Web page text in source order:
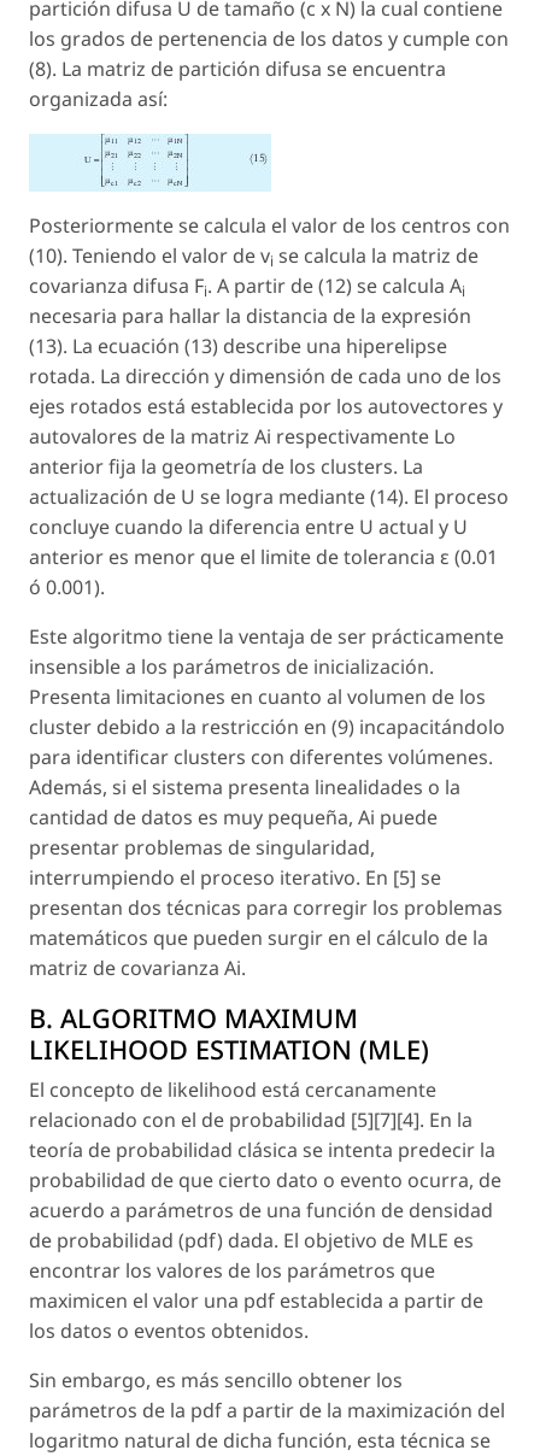
partición difusa U de tamaño (c x N) la cual contiene
los grados de pertenencia de los datos y cumple con
(8). La matriz de partición difusa se encuentra
organizada así:
Posteriormente se calcula el valor de los centros con
(10). Teniendo el valor de vi se calcula la matriz de
covarianza difusa Fi. A partir de (12) se calcula Ai
necesaria para hallar la distancia de la expresión
(13). La ecuación (13) describe una hiperelipse
rotada. La dirección y dimensión de cada uno de los
ejes rotados está establecida por los autovectores y
autovalores de la matriz Ai respectivamente Lo
anterior fija la geometría de los clusters. La
actualización de U se logra mediante (14). El proceso
concluye cuando la diferencia entre U actual y U
anterior es menor que el limite de tolerancia ε (0.01
ó 0.001).
Este algoritmo tiene la ventaja de ser prácticamente
insensible a los parámetros de inicialización.
Presenta limitaciones en cuanto al volumen de los
cluster debido a la restricción en (9) incapacitándolo
para identificar clusters con diferentes volúmenes.
Además, si el sistema presenta linealidades o la
cantidad de datos es muy pequeña, Ai puede
presentar problemas de singularidad,
interrumpiendo el proceso iterativo. En [5] se
presentan dos técnicas para corregir los problemas
matemáticos que pueden surgir en el cálculo de la
matriz de covarianza Ai.
B. ALGORITMO MAXIMUM
LIKELIHOOD ESTIMATION (MLE)
El concepto de likelihood está cercanamente
relacionado con el de probabilidad [5][7][4]. En la
teoría de probabilidad clásica se intenta predecir la
probabilidad de que cierto dato o evento ocurra, de
acuerdo a parámetros de una función de densidad
de probabilidad (pdf) dada. El objetivo de MLE es
encontrar los valores de los parámetros que
maximicen el valor una pdf establecida a partir de
los datos o eventos obtenidos.
Sin embargo, es más sencillo obtener los
parámetros de la pdf a partir de la maximización del
logaritmo natural de dicha función, esta técnica se